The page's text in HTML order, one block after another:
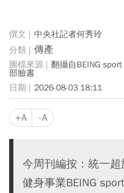
中央社記者何秀玲
傳產
翻攝自BEING
部 臉書
2026-08-03 18:11
+A -A
今周刊編按：統一
健身事業BEING